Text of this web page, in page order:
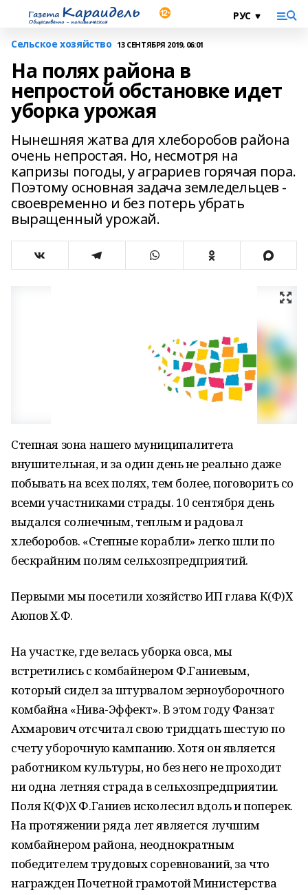
Сельское хозяйство 13 СЕНТЯБРЯ 2019, 06:01
На полях района в
непростой обстановке идет
уборка урожая
Нынешняя жатва для хлеборобов района
очень непростая. Но, несмотря на
капризы погоды, у аграриев горячая пора.
Поэтому основная задача земледельцев -
своевременно и без потерь убрать
выращенный урожай.
Степная зона нашего муниципалитета
внушительная, и за один день не реально даже
побывать на всех полях, тем более, поговорить со
всеми участниками страды. 10 сентября день
выдался солнечным, теплым и радовал
хлеборобов. «Степные корабли» легко шли по
бескрайним полям сельхозпредприятий.
Первыми мы посетили хозяйство ИП глава К(Ф)Х
Аюпов Х.Ф.
На участке, где велась уборка овса, мы
встретились с комбайнером Ф.Ганиевым,
который сидел за штурвалом зерноуборочного
комбайна «Нива-Эффект». В этом году Фанзат
Ахмарович отсчитал свою тридцать шестую по
счету уборочную кампанию. Хотя он является
работником культуры, но без него не проходит
ни одна летняя страда в сельхозпредприятии.
Поля К(Ф)Х Ф.Ганиев исколесил вдоль и поперек.
На протяжении ряда лет является лучшим
комбайнером района, неоднократным
победителем трудовых соревнований, за что
награжден Почетной грамотой Министерства